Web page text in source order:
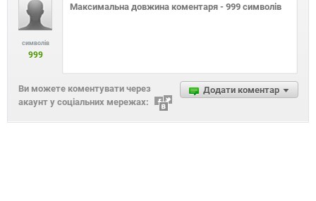
символів
999
Додати коментар
Ви можете коментувати через
акаунт у соціальних мережах: